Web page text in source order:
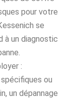
pour votre
se
à un diagnostic
:
ou
un dépannage